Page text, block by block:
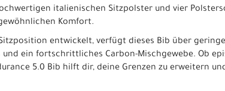
italienischen Sitzpolster und vier
Komfort.
entwickelt, verfügt dieses Bib über
und ein fortschrittliches Carbon-Mischgewebe. Ob
5.0 Bib hilft dir, deine Grenzen zu erweitern